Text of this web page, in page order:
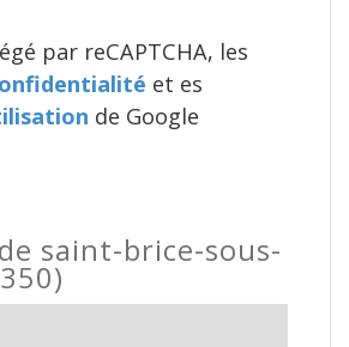
par reCAPTCHA, les
et es
de Google
saint-brice-sous-